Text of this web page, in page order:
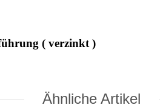
( verzinkt )
Ähnliche Artikel